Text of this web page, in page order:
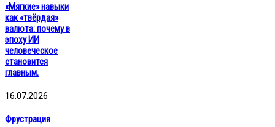
«Мягкие» навыки
как «твёрдая»
валюта: почему в
эпоху ИИ
человеческое
становится
главным.
16.07.2026
Фрустрация